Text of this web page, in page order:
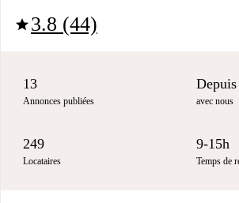
star3.8 (44)
13
Annonces publiées avec nous
249
Locataires
9-15h
Temps de